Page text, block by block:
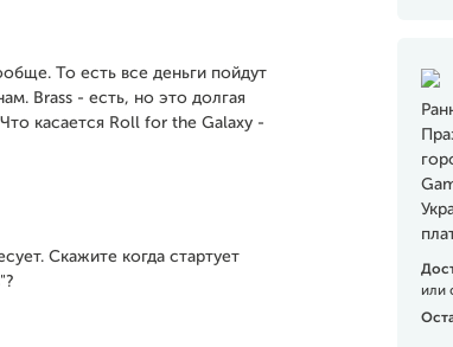
или
То есть все деньги пойдут
Brass - есть, но это долгая
касается Roll for the Galaxy -
Скажите когда стартует